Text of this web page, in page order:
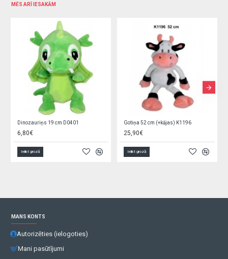
MĒS ARĪ IESAKĀM
Dinozauriņs 19 cm D0401
6,80€
Ielikt grozā
Gotiņa 52 cm (+kājas) K1196
25,90€
Ielikt grozā
MANS KONTS
Autorizēties (ielogoties)
Mani pasūtījumi